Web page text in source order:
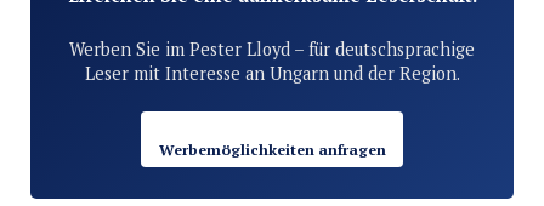
Werben Sie im Pester Lloyd – für deutschsprachige
Leser mit Interesse an Ungarn und der Region.
Werbemöglichkeiten anfragen